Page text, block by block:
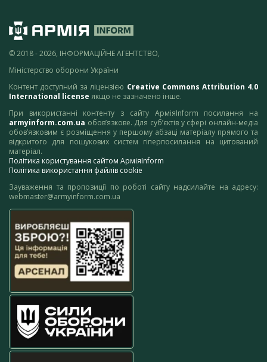
© 2018 - 2026, ІНФОРМАЦІЙНЕ АГЕНТСТВО,
Міністерство оборони України
Контент доступний за ліцензією Creative Commons Attribution 4.0
International license якщо не зазначено інше.
При використанні контенту з сайту АрміяInform посилання на
armyinform.com.ua обов’язкове. Для суб’єктів у сфері онлайн-медіа
обов’язковим є розміщення у першому абзаці матеріалу прямого та
відкритого для пошукових систем гіперпосилання на цитований
матеріал.
Політика користування сайтом АрміяInform
Політика використання файлів cookie
Зауваження та пропозиції по роботі сайту надсилайте на адресу:
webmaster@armyinform.com.ua